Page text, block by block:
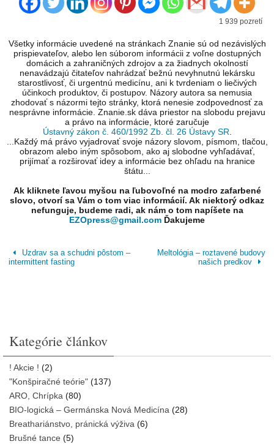
1 939 pozretí
Všetky informácie uvedené na stránkach Znanie sú od nezávislých
prispievateľov, alebo len súborom informácii z voľne dostupných
domácich a zahraničných zdrojov a za žiadnych okolností
nenavádzajú čitateľov nahrádzať bežnú nevyhnutnú lekársku
starostlivosť, či urgentnú medicínu, ani k tvrdeniam o liečivých
účinkoch produktov, či postupov. Názory autora sa nemusia
zhodovať s názormi tejto stránky, ktorá nenesie zodpovednosť za
nesprávne informácie. Znanie.sk dáva priestor na slobodu prejavu
a právo na informácie, ktoré zaručuje
Ústavný zákon č. 460/1992 Zb. čl. 26 Ústavy SR
...Každý má právo vyjadrovať svoje názory slovom, písmom, tlačou,
obrazom alebo iným spôsobom, ako aj slobodne vyhľadávať,
prijímať a rozširovať idey a informácie bez ohľadu na hranice
štátu...
Ak kliknete ľavou myšou na ľubovoľné na modro zafarbené
slovo, otvorí sa Vám o tom viac informácií. Ak niektorý odkaz
nefunguje, budeme radi, ak nám o tom napíšete na
EZOpress@gmail.com Ďakujeme
Uzdrav sa a schudni pôstom –
intermittent fasting
Meltológia – roztavené budovy
našich predkov
Kategórie článkov
! Akcie ! (2)
"Konšpiračné teórie" (137)
ARO, Chrípka (80)
BIO-logická – Germánska Nová Medicína (28)
Breathariánstvo, pránická výživa (6)
Brušné tance (5)